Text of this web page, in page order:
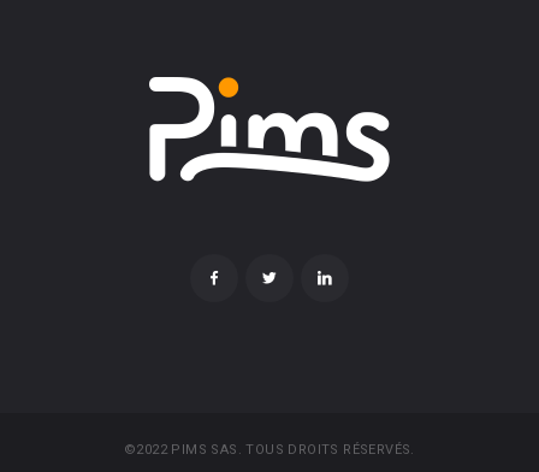
©2022 PIMS SAS. TOUS DROITS RÉSERVÉS.